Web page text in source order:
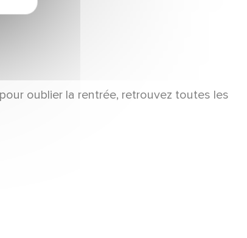
oublier la rentrée, retrouvez toutes les